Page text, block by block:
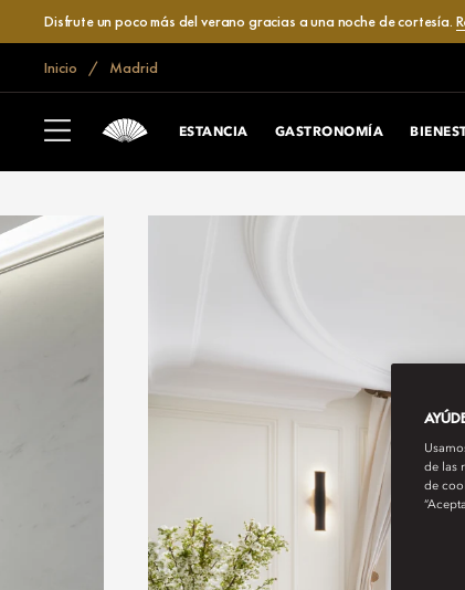
Disfrute un poco más del verano gracias a una noche de cortesía.
Inicio Madrid
ESTANCIA GASTRONOMÍA
de las
de